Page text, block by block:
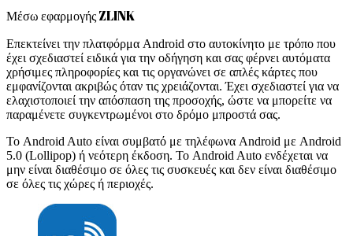
Μέσω εφαρμογής ZLINK
Επεκτείνει την πλατφόρμα Android στο αυτοκίνητο με τρόπο που
έχει σχεδιαστεί ειδικά για την οδήγηση και σας φέρνει αυτόματα
χρήσιμες πληροφορίες και τις οργανώνει σε απλές κάρτες που
εμφανίζονται ακριβώς όταν τις χρειάζονται. Έχει σχεδιαστεί για να
ελαχιστοποιεί την απόσπαση της προσοχής, ώστε να μπορείτε να
παραμένετε συγκεντρωμένοι στο δρόμο μπροστά σας.
Το Android Auto είναι συμβατό με τηλέφωνα Android με Android
5.0 (Lollipop) ή νεότερη έκδοση. Το Android Auto ενδέχεται να
μην είναι διαθέσιμο σε όλες τις συσκευές και δεν είναι διαθέσιμο
σε όλες τις χώρες ή περιοχές.